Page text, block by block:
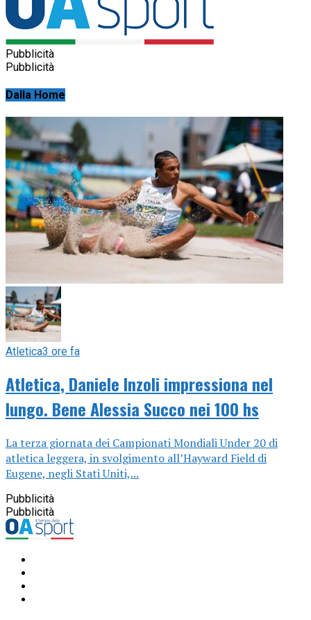
Pubblicità
Pubblicità
Dalla Home
Atletica3 ore fa
Atletica, Daniele Inzoli impressiona nel
lungo. Bene Alessia Succo nei 100 hs
La terza giornata dei Campionati Mondiali Under 20 di
atletica leggera, in svolgimento all’Hayward Field di
Eugene, negli Stati Uniti,...
Pubblicità
Pubblicità